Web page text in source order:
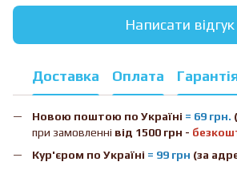
Написати відгук
Доставка Оплата
Новою поштою по Україні = 69 грн.
при замовленні від 1500 грн -
Кур'єром по Україні = 99 грн (за